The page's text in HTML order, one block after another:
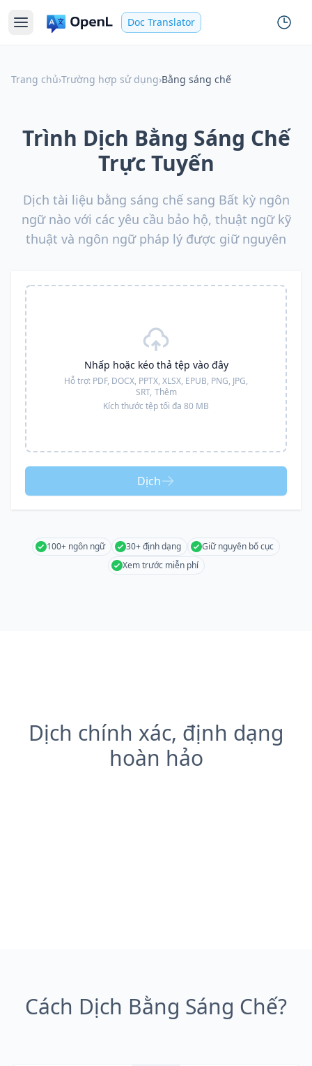
Doc Translator
Trang chủ›Trường hợp sử dụng›Bằng sáng chế
Trình Dịch Bằng Sáng Chế
Trực Tuyến
Dịch tài liệu bằng sáng chế sang Bất kỳ ngôn
ngữ nào với các yêu cầu bảo hộ, thuật ngữ kỹ
thuật và ngôn ngữ pháp lý được giữ nguyên
Nhấp hoặc kéo thả tệp vào đây
Hỗ trợ: PDF, DOCX, PPTX, XLSX, EPUB, PNG, JPG,
SRT, Thêm
Kích thước tệp tối đa 80 MB
Dịch
100+ ngôn ngữ 30+ định dạng
Giữ nguyên bố cục
Xem trước miễn phí
Dịch chính xác, định dạng
hoàn hảo
Cách Dịch Bằng Sáng Chế?